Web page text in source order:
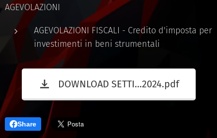
AGEVOLAZIONI
AGEVOLAZIONI FISCALI - Credito d'imposta per
investimenti in beni strumentali
DOWNLOAD SETTI...2024.pdf
Share